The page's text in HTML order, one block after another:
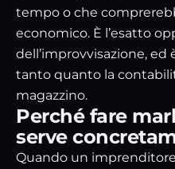
tempo o che
economico. È l’esatto
dell’improvvisazione, ed
tanto quanto la
magazzino.
Perché fare
serve
Quando un